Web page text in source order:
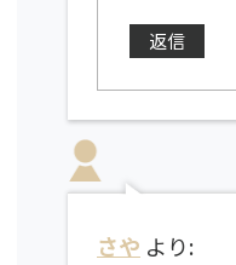
返信
さや より: